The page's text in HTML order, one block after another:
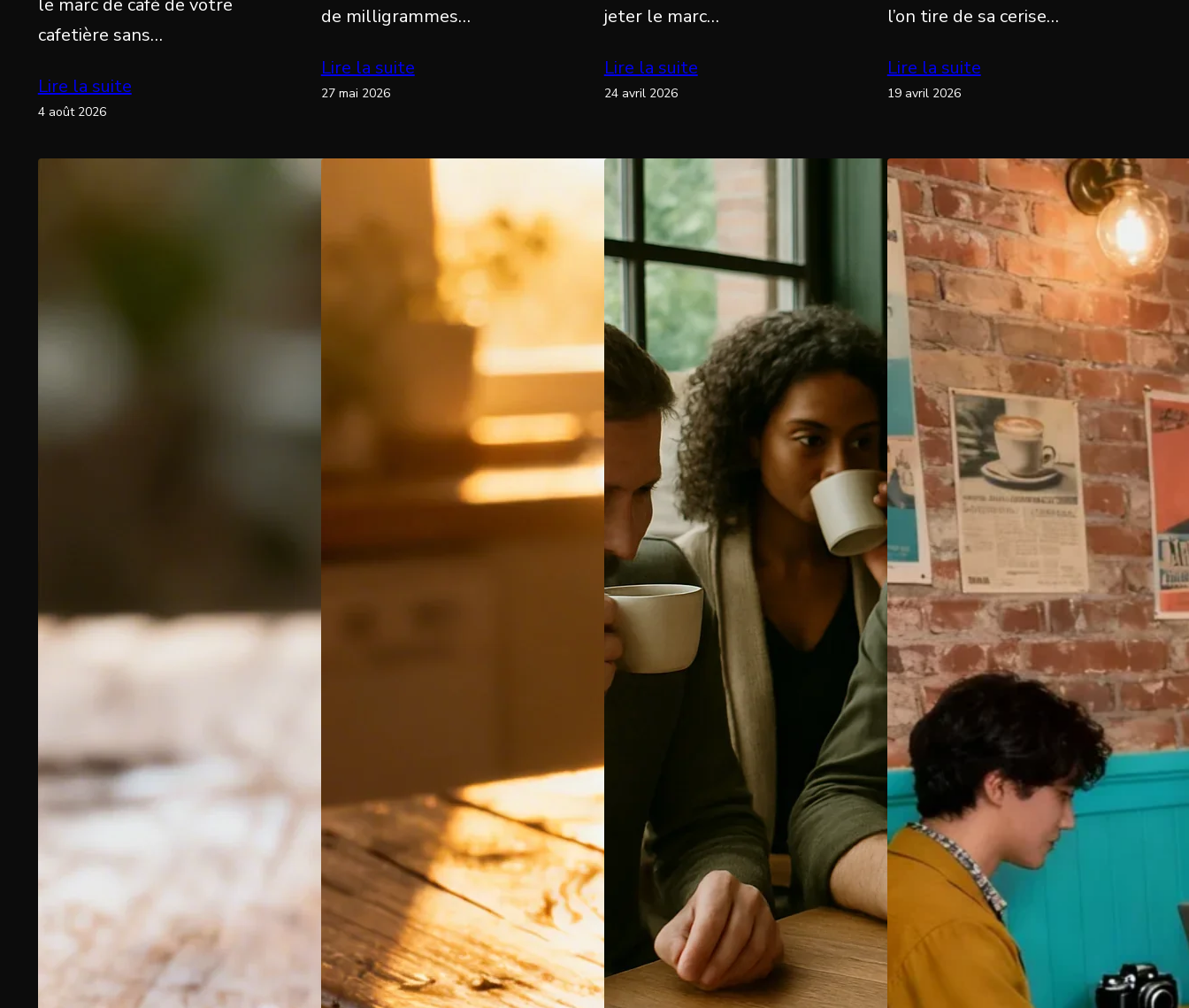
le marc de café de votre
cafetière sans…
Lire la suite
4 août 2026
de milligrammes…
Lire la suite
27 mai 2026
jeter le marc…
Lire la suite
24 avril 2026
l’on tire de sa cerise…
Lire la suite
19 avril 2026